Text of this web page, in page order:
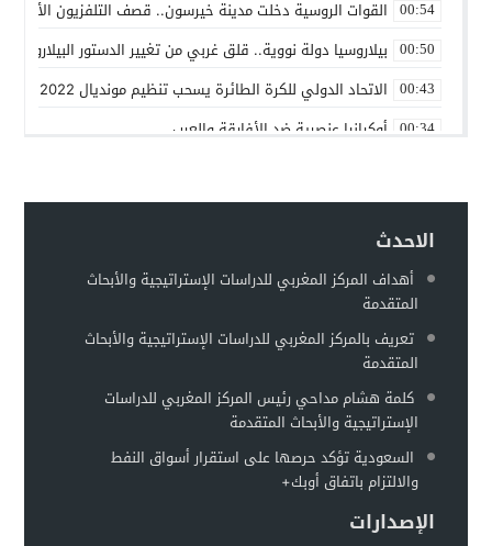
00:54 القوات الروسية دخلت مدينة خيرسون.. قصف التلفزيون
00:50 بيلاروسيا دولة نووية.. قلق غربي من تغيير الدستور
00:43 الاتحاد الدولي للكرة الطائرة يسحب تنظيم مونديال 2022 من روسيا
00:34 أوكرانيا عنصرية ضد الأفارقة والعرب
00:22 حماقات بوتين – عماد السنوني
00:18 توقعات بهروب 7 مليون أوكراني من الحرب تجاه الحدود الأوروبية
00:13 مطالبات للفيفا بفرض عقوبات على إسرائيل على غرار التعامل
وزير الخارجية الروسي: أوكرانيا تخطط لاستعادة سلاحها النووية
الاحدث
أهداف المركز المغربي للدراسات الإستراتيجية والأبحاث
المتقدمة
تعريف بالمركز المغربي للدراسات الإستراتيجية والأبحاث
المتقدمة
كلمة هشام مداحي رئيس المركز المغربي للدراسات
الإستراتيجية والأبحاث المتقدمة
السعودية تؤكد حرصها على استقرار أسواق النفط
والالتزام باتفاق أوبك+
الإصدارات